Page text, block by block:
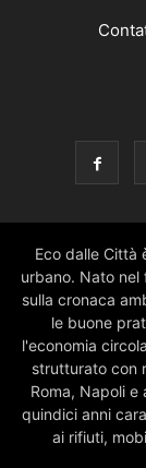
Eco dalle Città
urbano. Nato
sulla cronaca
le buone
l'economia
strutturato con
Roma, Napoli
quindici anni
ai rifiuti,